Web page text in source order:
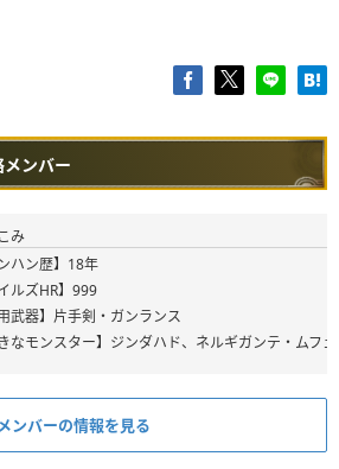
ンバー
み
ンハン歴】18年
イルズHR】999
用武器】片手剣・ガンランス
きなモンスター】ジンダハド、ネルギガンテ・ムフ
ンバーの情報を見る